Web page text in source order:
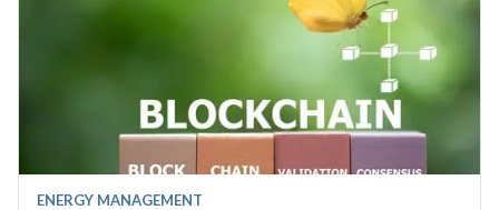
ENERGY MANAGEMENT